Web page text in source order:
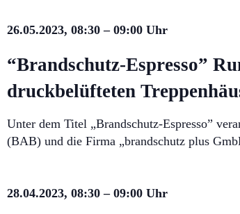
26.05.2023, 08:30– 09:00
“Brandschutz-Espresso”
druckbelüfteten
Unter dem Titel „Brandschutz-Espresso”
(BAB) und die Firma „brandschutz plus
28.04.2023, 08:30– 09:00